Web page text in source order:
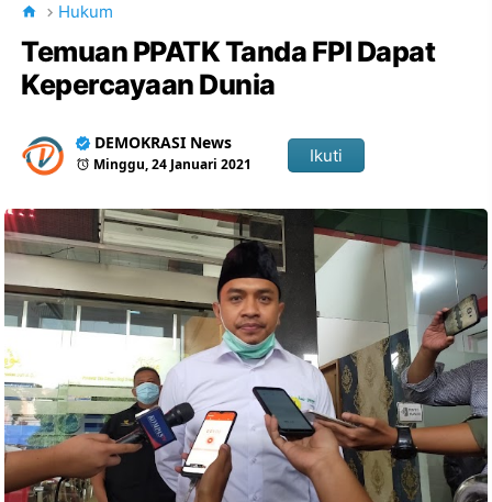
Hukum
Temuan PPATK Tanda FPI Dapat
Kepercayaan Dunia
DEMOKRASI News
Minggu, 24 Januari 2021 Ikuti